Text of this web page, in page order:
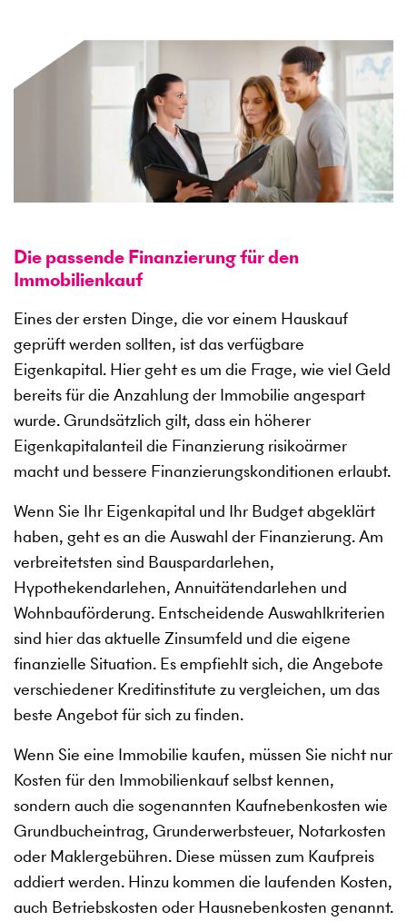
Die passende Finanzierung für den
Immobilienkauf
Eines der ersten Dinge, die vor einem Hauskauf
geprüft werden sollten, ist das verfügbare
Eigenkapital. Hier geht es um die Frage, wie viel Geld
bereits für die Anzahlung der Immobilie angespart
wurde. Grundsätzlich gilt, dass ein höherer
Eigenkapitalanteil die Finanzierung risikoärmer
macht und bessere Finanzierungskonditionen erlaubt.
Wenn Sie Ihr Eigenkapital und Ihr Budget abgeklärt
haben, geht es an die Auswahl der Finanzierung. Am
verbreitetsten sind Bauspardarlehen,
Hypothekendarlehen, Annuitätendarlehen und
Wohnbauförderung. Entscheidende Auswahlkriterien
sind hier das aktuelle Zinsumfeld und die eigene
finanzielle Situation. Es empfiehlt sich, die Angebote
verschiedener Kreditinstitute zu vergleichen, um das
beste Angebot für sich zu finden.
Wenn Sie eine Immobilie kaufen, müssen Sie nicht nur
Kosten für den Immobilienkauf selbst kennen,
sondern auch die sogenannten Kaufnebenkosten wie
Grundbucheintrag, Grunderwerbsteuer, Notarkosten
oder Maklergebühren. Diese müssen zum Kaufpreis
addiert werden. Hinzu kommen die laufenden Kosten,
auch Betriebskosten oder Hausnebenkosten genannt.